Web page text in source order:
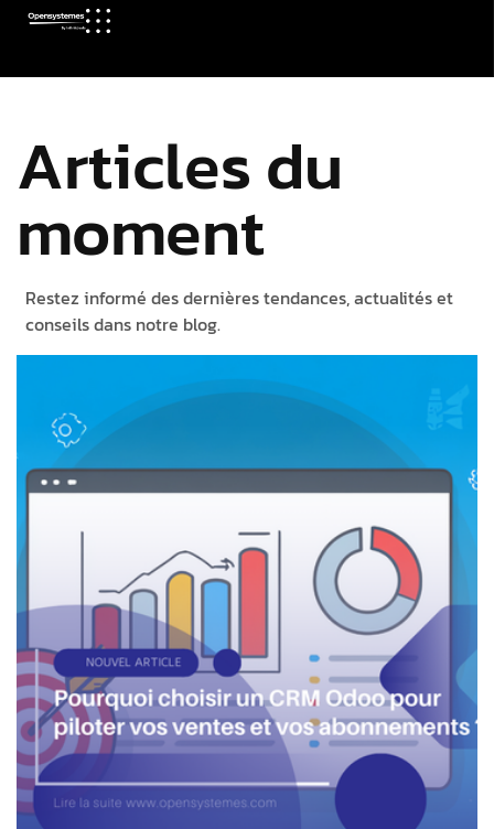
Articles du
moment
Restez informé des dernières tendances, actualités et
conseils dans notre blog.